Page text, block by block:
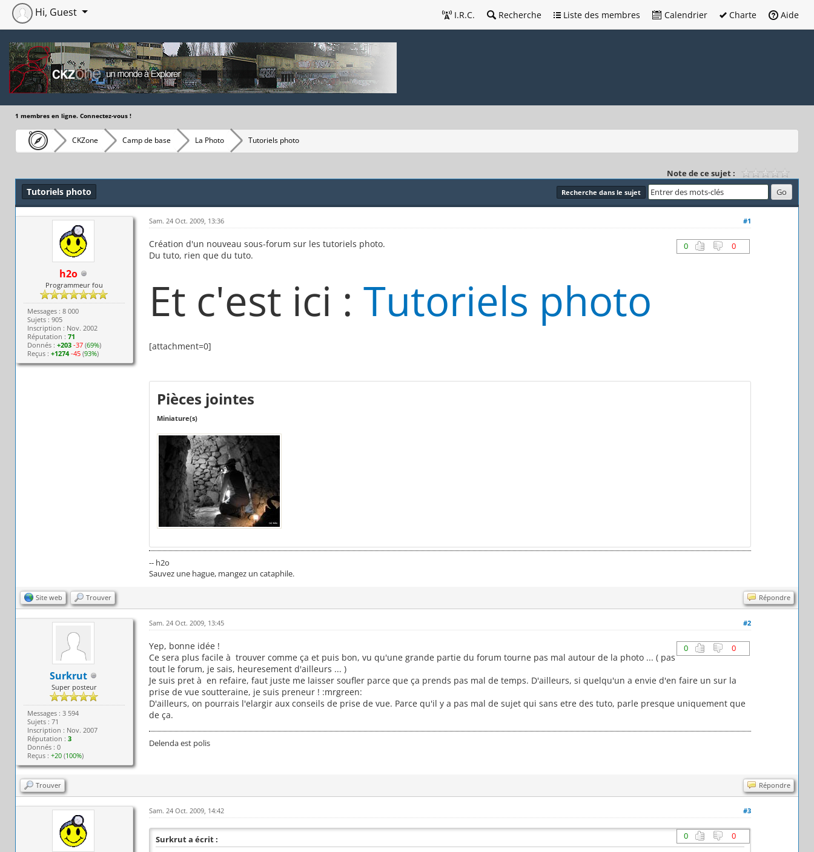
I.R.C. Recherche Liste des membres Calendrier Charte Aide
Hi, Guest
1 membres en ligne. Connectez-vous !
CKZone Camp de base La Photo Tutoriels photo
Note de ce sujet :
Recherche dans le sujet
Tutoriels photo
h2o
Programmeur fou
Messages : 8 000
Sujets : 905
Inscription : Nov. 2002
Réputation : 71
Donnés : +203 -37(69%)
Reçus : +1274 -45(93%)
#1
Sam. 24 Oct. 2009, 13:36
0 0
Création d'un nouveau sous-forum sur les tutoriels photo.
Du tuto, rien que du tuto.
Et c'est ici : Tutoriels photo
[attachment=0]
Pièces jointes
Miniature(s)
-- h2o
Sauvez une hague, mangez un cataphile.
Site web Trouver Répondre
Surkrut
Super posteur
Messages : 3 594
Sujets : 71
Inscription : Nov. 2007
Réputation : 3
Donnés : 0
Reçus : +20(100%)
#2
Sam. 24 Oct. 2009, 13:45
0 0
Yep, bonne idée !
Ce sera plus facile à trouver comme ça et puis bon, vu qu'une grande partie du forum tourne pas mal autour de la photo ... ( pas
tout le forum, je sais, heuresement d'ailleurs ... )
Je suis pret à en refaire, faut juste me laisser soufler parce que ça prends pas mal de temps. D'ailleurs, si quelqu'un a envie d'en faire un sur la
prise de vue soutteraine, je suis preneur ! :mrgreen:
D'ailleurs, on pourrais l'elargir aux conseils de prise de vue. Parce qu'il y a pas mal de sujet qui sans etre des tuto, parle presque uniquement que
de ça.
Delenda est polis
Trouver Répondre
#3
Sam. 24 Oct. 2009, 14:42
0 0
Surkrut a écrit :